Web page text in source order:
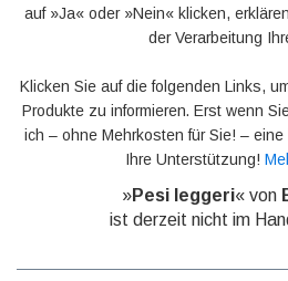
auf »Ja« oder »Nein« klicken,
der Verarbeitung
Klicken Sie auf die folgenden Links,
Produkte zu informieren. Erst wenn
ich – ohne Mehrkosten für Sie! –
Ihre Unterstützung!
»Pesi leggeri« von
ist derzeit nicht im